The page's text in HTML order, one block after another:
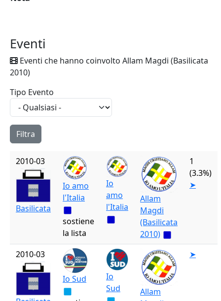
Eventi
Eventi che hanno coinvolto Allam Magdi (Basilicata
2010)
Tipo Evento
2010-03
Basilicata
Io amo
l'Italia
sostiene
la lista
Io
amo
l'Italia
Allam
Magdi
(Basilicata
2010)
1
(3.3%)
➤
2010-03
Io Sud
Io
Sud
Allam
➤